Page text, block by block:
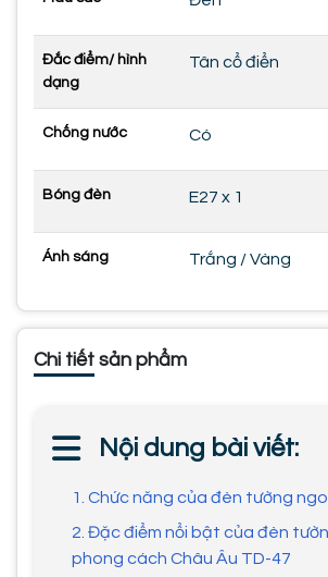
Đắc điểm/ hình
dạng
Tân cổ điển
Chống nước Có
Bóng đèn E27 x 1
Ánh sáng Trắng / Vàng
Chi tiết sản phẩm
Nội dung bài viết:
1. Chức năng của đèn tường
2. Đặc điểm nổi bật của đèn
phong cách Châu Âu TD-47